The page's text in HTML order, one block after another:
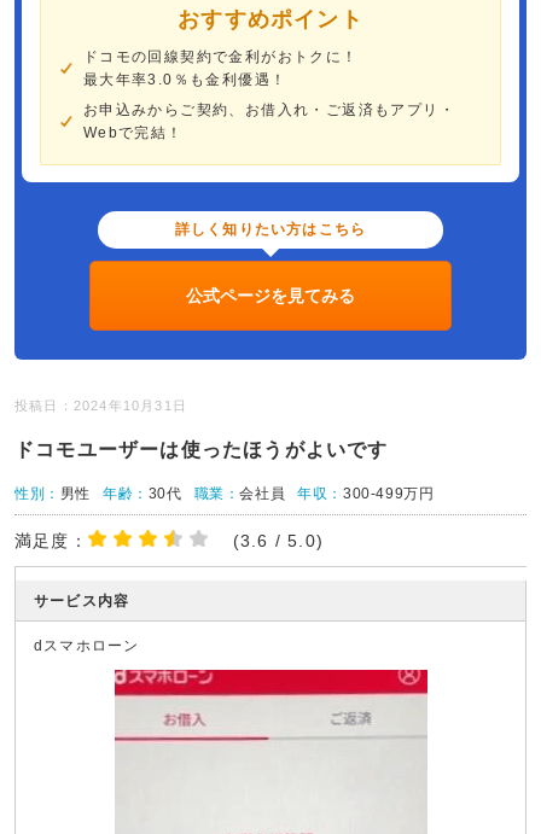
おすすめポイント
ドコモの回線契約で金利がおトクに！
最大年率3.0％も金利優遇！
お申込みからご契約、お借入れ・ご返済もアプリ・
Webで完結！
詳しく知りたい方はこちら
公式ページを見てみる
投稿日：2024年10月31日
ドコモユーザーは使ったほうがよいです
性別： 男性 年齢： 30代 職業：会社員 年収：300-499万円
満足度： (3.6 / 5.0)
サービス内容
dスマホローン